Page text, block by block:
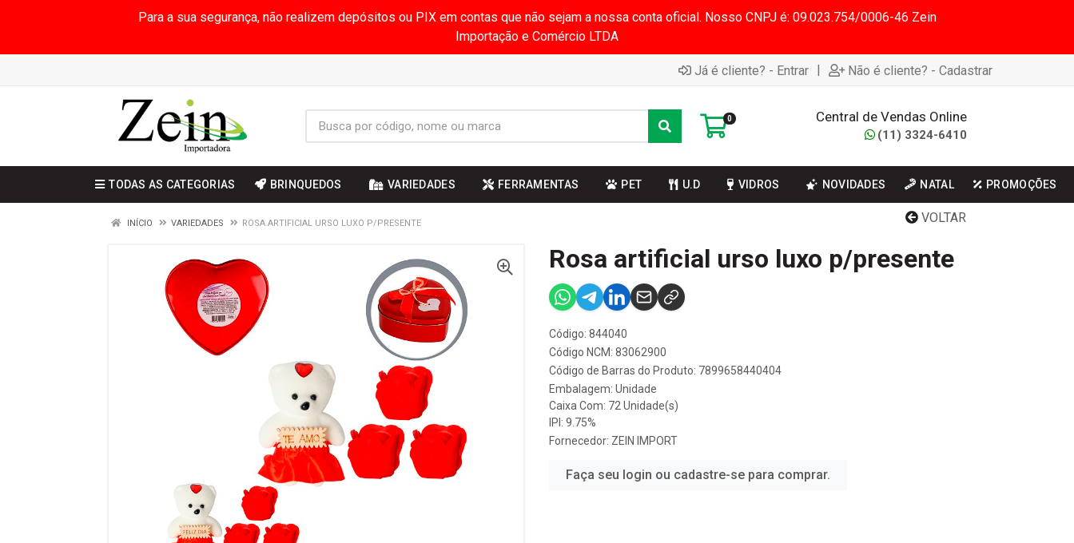
Para a sua segurança, não realizem depósitos ou PIX em contas que não sejam a nossa conta oficial. Nosso CNPJ é: 09.023.754/0006-46 Zein
Importação e Comércio LTDA
Já é cliente? - Entrar | Não é cliente? - Cadastrar
0 Central de Vendas Online
(11) 3324-6410
TODAS AS CATEGORIAS BRINQUEDOS VARIEDADES FERRAMENTAS PET U.D VIDROS NOVIDADES NATAL PROMOÇÕES
VOLTAR
INÍCIO VARIEDADES ROSA ARTIFICIAL URSO LUXO P/PRESENTE
Rosa artificial urso luxo p/presente
Código: 844040
Código NCM: 83062900
Código de Barras do Produto: 7899658440404
Embalagem: Unidade
Caixa Com: 72 Unidade(s)
IPI: 9.75%
Fornecedor: ZEIN IMPORT
Faça seu login ou cadastre-se para comprar.